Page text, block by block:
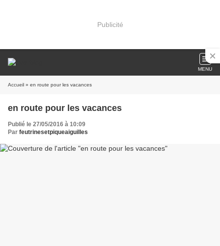
Publicité
MENU
Accueil » en route pour les vacances
en route pour les vacances
Publié le 27/05/2016 à 10:09
Par feutrinesetpiqueaiguilles